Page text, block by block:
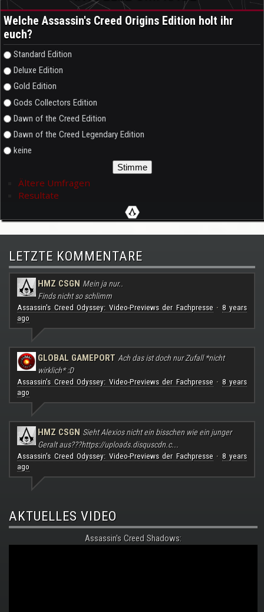
Welche Assassin's Creed Origins Edition holt ihr
euch?
Auswahlmöglichkeiten
Standard Edition
Deluxe Edition
Gold Edition
Gods Collectors Edition
Dawn of the Creed Edition
Dawn of the Creed Legendary Edition
keine
Ältere Umfragen
Resultate
LETZTE KOMMENTARE
HMZ CSGN Mein ja nur..
Finds nicht so schlimm
Assassin's Creed Odyssey: Video-Previews der Fachpresse· 8 years
ago
GLOBAL GAMEPORT Ach das ist doch nur Zufall *nicht
wirklich* :D
Assassin's Creed Odyssey: Video-Previews der Fachpresse· 8 years
ago
HMZ CSGN Sieht Alexios nicht ein bisschen wie ein junger
Geralt aus???https://uploads.disquscdn.c...
Assassin's Creed Odyssey: Video-Previews der Fachpresse· 8 years
ago
AKTUELLES VIDEO
Assassin's Creed Shadows: